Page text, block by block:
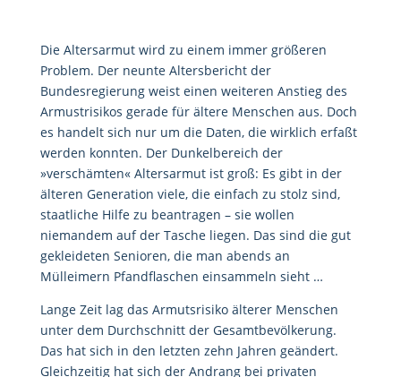
Die Altersarmut wird zu einem immer größeren
Problem. Der neunte Altersbericht der
Bundesregierung weist einen weiteren Anstieg des
Armustrisikos gerade für ältere Menschen aus. Doch
es handelt sich nur um die Daten, die wirklich erfaßt
werden konnten. Der Dunkelbereich der
»verschämten« Altersarmut ist groß: Es gibt in der
älteren Generation viele, die einfach zu stolz sind,
staatliche Hilfe zu beantragen – sie wollen
niemandem auf der Tasche liegen. Das sind die gut
gekleideten Senioren, die man abends an
Mülleimern Pfandflaschen einsammeln sieht …
Lange Zeit lag das Armuts­risiko älterer Menschen
unter dem Durchschnitt der Gesamtbevölkerung.
Das hat sich in den letzten zehn Jahren geändert.
Gleichzeitig hat sich der Andrang bei privaten